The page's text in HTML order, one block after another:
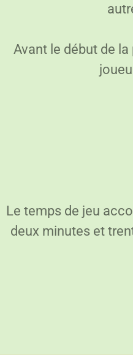
Avant le début de
Le temps de jeu
deux minutes et